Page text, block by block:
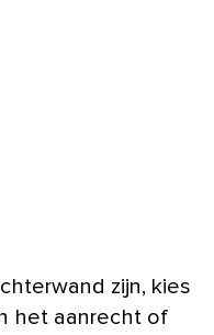
het aanrecht of